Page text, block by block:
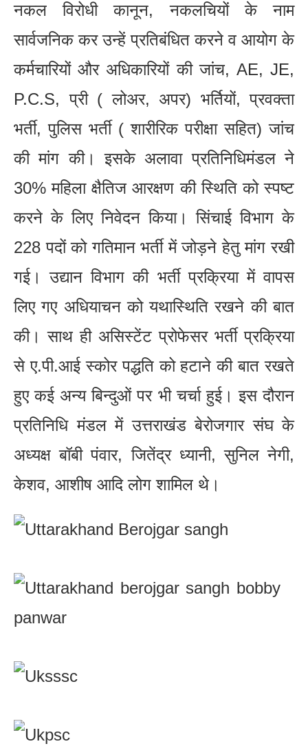
नकल विरोधी कानून, नकलचियों के नाम
सार्वजनिक कर उन्हें प्रतिबंधित करने व आयोग के
कर्मचारियों और अधिकारियों की जांच, AE, JE,
P.C.S, प्री ( लोअर, अपर) भर्तियों, प्रवक्ता
भर्ती, पुलिस भर्ती ( शारीरिक परीक्षा सहित) जांच
की मांग की। इसके अलावा प्रतिनिधिमंडल ने
30% महिला क्षैतिज आरक्षण की स्थिति को स्पष्ट
करने के लिए निवेदन किया। सिंचाई विभाग के
228 पदों को गतिमान भर्ती में जोड़ने हेतु मांग रखी
गई। उद्यान विभाग की भर्ती प्रक्रिया में वापस
लिए गए अधियाचन को यथास्थिति रखने की बात
की। साथ ही असिस्टेंट प्रोफेसर भर्ती प्रक्रिया
से ए.पी.आई स्कोर पद्धति को हटाने की बात रखते
हुए कई अन्य बिन्दुओं पर भी चर्चा हुई। इस दौरान
प्रतिनिधि मंडल में उत्तराखंड बेरोजगार संघ के
अध्यक्ष बॉबी पंवार, जितेंद्र ध्यानी, सुनिल नेगी,
केशव, आशीष आदि लोग शामिल थे।